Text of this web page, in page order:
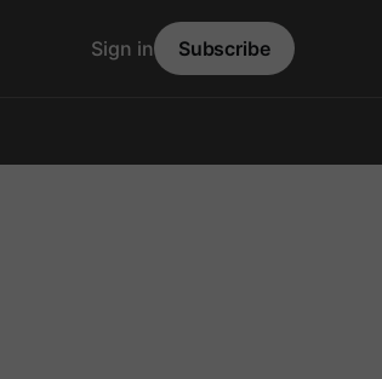
Sign in Subscribe